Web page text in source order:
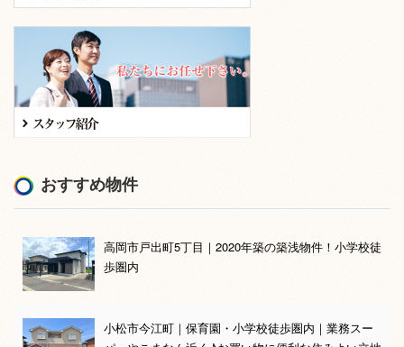
おすすめ物件
高岡市戸出町5丁目｜2020年築の築浅物件！小学校徒
歩圏内
小松市今江町｜保育園・小学校徒歩圏内｜業務スー